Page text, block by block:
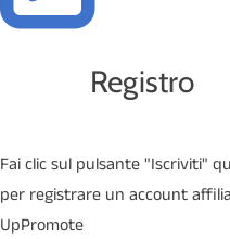
Registro
Fai clic sul pulsante "Iscriviti"
per registrare un account
UpPromote